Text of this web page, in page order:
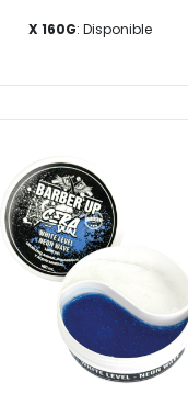
X 160G: Disponible